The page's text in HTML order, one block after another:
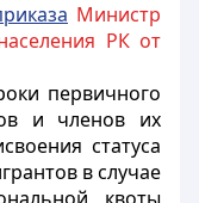
Министр
РК от
первичного
и членов их
статуса
в случае